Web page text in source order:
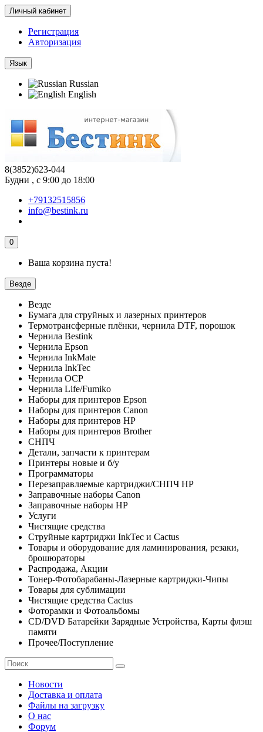
Личный кабинет
Регистрация
Авторизация
Язык
Russian
English
8(3852)623-044
Будни , с 9:00 до 18:00
+79132515856
info@bestink.ru
0
Ваша корзина пуста!
Везде
Везде
Бумага для струйных и лазерных принтеров
Термотрансферные плёнки, чернила DTF, порошок
Чернила Bestink
Чернила Epson
Чернила InkMate
Чернила InkTec
Чернила OCP
Чернила Life/Fumiko
Наборы для принтеров Epson
Наборы для принтеров Canon
Наборы для принтеров HP
Наборы для принтеров Brother
СНПЧ
Детали, запчасти к принтерам
Принтеры новые и б/у
Программаторы
Перезаправляемые картриджи/СНПЧ HP
Заправочные наборы Canon
Заправочные наборы HP
Услуги
Чистящие средства
Струйные картриджи InkTec и Cactus
Товары и оборудование для ламинирования, резаки,
брошюраторы
Распродажа, Акции
Тонер-Фотобарабаны-Лазерные картриджи-Чипы
Товары для сублимации
Чистящие средства Cactus
Фоторамки и Фотоальбомы
CD/DVD Батарейки Зарядные Устройства, Карты флэш
памяти
Прочее/Поступление
Новости
Доставка и оплата
Файлы на загрузку
О нас
Форум